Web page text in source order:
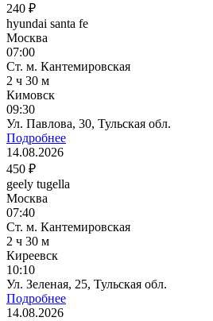
240 ₽
hyundai santa fe
Москва
07:00
Ст. м. Кантемировская
2 ч 30 м
Кимовск
09:30
Ул. Павлова, 30, Тульская обл.
Подробнее
14.08.2026
450 ₽
geely tugella
Москва
07:40
Ст. м. Кантемировская
2 ч 30 м
Киреевск
10:10
Ул. Зеленая, 25, Тульская обл.
Подробнее
14.08.2026